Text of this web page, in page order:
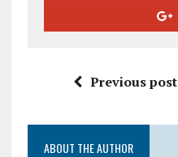
Previous post
ABOUT THE AUTHOR